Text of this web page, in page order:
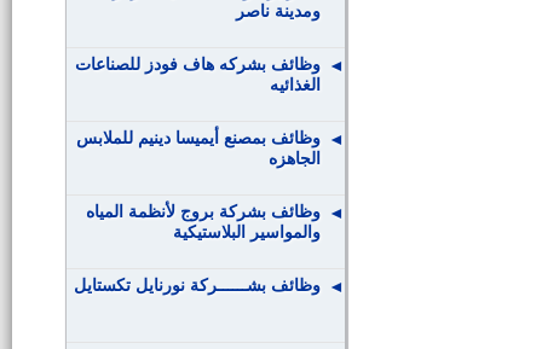
ومدينة ناصر
وظائف بشركه هاف فودز للصناعات
الغذائيه
وظائف بمصنع أيميسا دينيم للملابس
الجاهزه
وظائف بشركة بروج لأنظمة المياه
والمواسير البلاستيكية
وظائف بشــــــركة نورنايل تكستايل